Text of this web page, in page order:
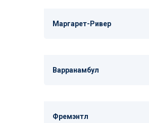
Маргарет-Ривер
Варранамбул
Фремэнтл